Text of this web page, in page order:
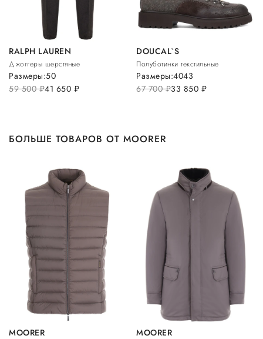
RALPH LAUREN
Джоггеры шерстяные
59 500руб.41 650 руб.
Размеры:50
DOUCAL`S
Полуботинки текстильные
67 700руб.33 850 руб.
Размеры:4043
БОЛЬШЕ ТОВАРОВ ОТ MOORER
MOORER MOORER